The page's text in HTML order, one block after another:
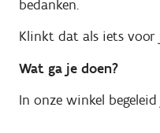
bedanken.
Klinkt dat als iets voor
Wat ga je doen?
In onze winkel